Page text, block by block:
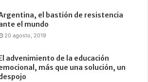
el bastión de resistencia
el mundo
20 agosto, 2019
advenimiento de la educación
más que una solución, un